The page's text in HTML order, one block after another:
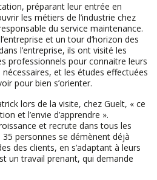
préparant leur entrée en
les métiers de l’industrie chez
du service maintenance.
et un tour d’horizon des
l’entreprise, ils ont visité les
professionnels pour connaitre leurs
et les études effectuées
pour bien s’orienter.
lors de la visite, chez Guelt, « ce
et l’envie d’apprendre ».
et recrute dans tous les
personnes se démènent déjà
des clients, en s’adaptant à leurs
un travail prenant, qui demande